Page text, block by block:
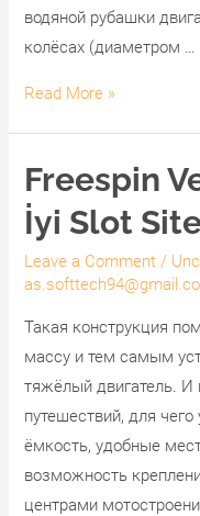
водяной рубашки
колёсах (диаметром …
Мотоцикл
Read More »
Freespin
İyi Slot
Leave a Comment /
Такая конструкция
массу и тем самым
тяжёлый двигатель. И
путешествий, для
ёмкость, удобные
возможность
центрами